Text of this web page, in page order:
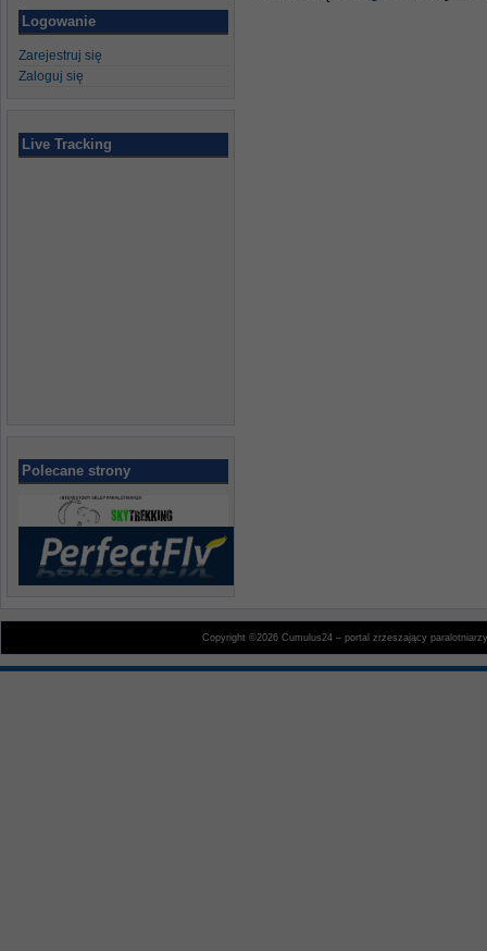
Logowanie
Zarejestruj się
Zaloguj się
Live Tracking
Polecane strony
Copyright ©2026 Cumulus24 – portal zrzeszający